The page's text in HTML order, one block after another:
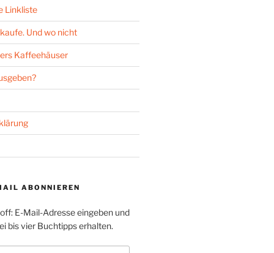
Linkliste
Und wo nicht
Kaffeehäuser
ABONNIEREN
E-Mail-Adresse eingeben und
bis vier Buchtipps erhalten.